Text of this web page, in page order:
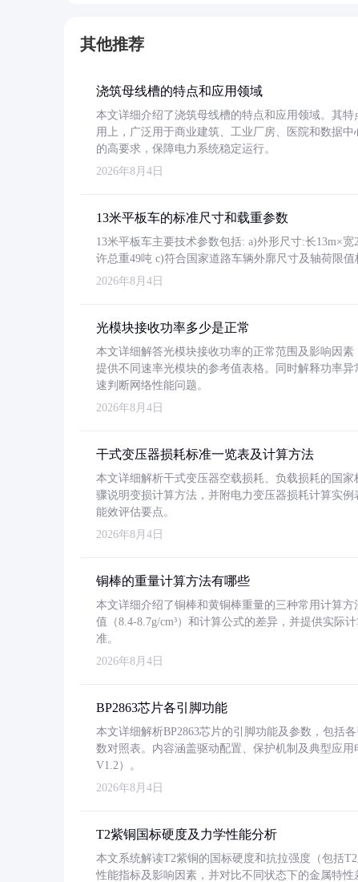
其他推荐
浇筑母线槽的特点和应用领域
本文详细介绍了浇筑母线槽的特点和应用领域。其
用上，广泛用于商业建筑、工业厂房、医院和数据
的高要求，保障电力系统稳定运行。
2026年8月4日
13米平板车的标准尺寸和载重参数
13米平板车主要技术参数包括: a)外形尺寸:长13m×
许总重49吨 c)符合国家道路车辆外廓尺寸及轴荷限值
2026年8月4日
光模块接收功率多少是正常
本文详细解答光模块接收功率的正常范围及影响因
提供不同速率光模块的参考值表格。同时解释功率
速判断网络性能问题。
2026年8月4日
干式变压器损耗标准一览表及计算方法
本文详细解析干式变压器空载损耗、负载损耗的国
骤说明变损计算方法，并附电力变压器损耗计算实
能效评估要点。
2026年8月4日
铜棒的重量计算方法有哪些
本文详细介绍了铜棒和黄铜棒重量的三种常用计算
值（8.4-8.7g/cm³）和计算公式的差异，并提供实际
准。
2026年8月4日
BP2863芯片各引脚功能
本文详细解析BP2863芯片的引脚功能及参数，包括
数对照表。内容涵盖驱动配置、保护机制及典型应
V1.2）。
2026年8月4日
T2紫铜国标硬度及力学性能分析
本文系统解读T2紫铜的国标硬度和抗拉强度（包括
性能指标及影响因素，并对比不同状态下的金属特性